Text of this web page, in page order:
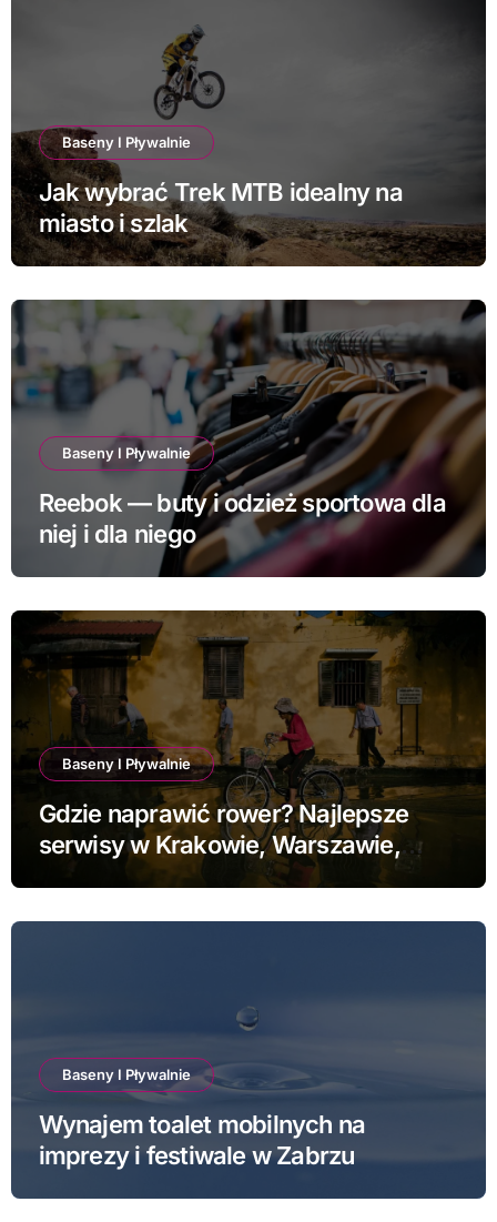
Baseny I Pływalnie
Jak wybrać Trek MTB idealny na
miasto i szlak
Baseny I Pływalnie
Reebok — buty i odzież sportowa dla
niej i dla niego
Baseny I Pływalnie
Gdzie naprawić rower? Najlepsze
serwisy w Krakowie, Warszawie,
Poznaniu i Łodzi
Baseny I Pływalnie
Wynajem toalet mobilnych na
imprezy i festiwale w Zabrzu